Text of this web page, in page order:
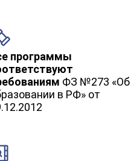
программы
ФЗ №273 «Об
в РФ» от